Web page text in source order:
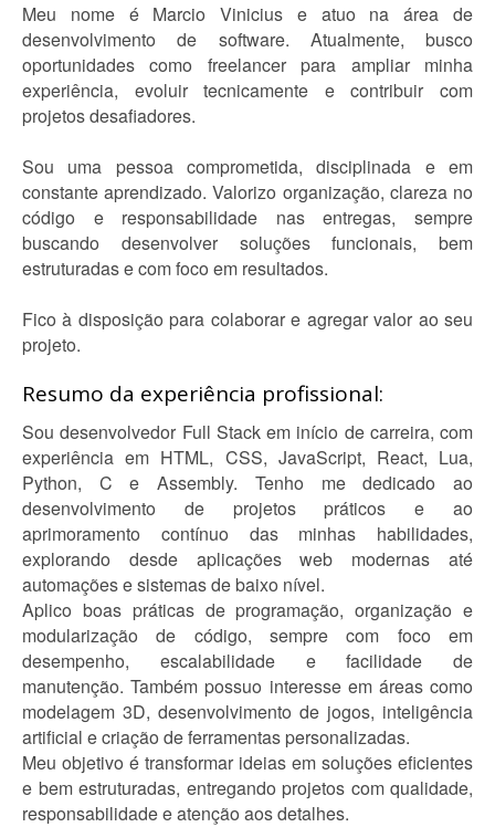
Meu nome é Marcio Vinicius e atuo na área de
desenvolvimento de software. Atualmente, busco
oportunidades como freelancer para ampliar minha
experiência, evoluir tecnicamente e contribuir com
projetos desafiadores.
Sou uma pessoa comprometida, disciplinada e em
constante aprendizado. Valorizo organização, clareza no
código e responsabilidade nas entregas, sempre
buscando desenvolver soluções funcionais, bem
estruturadas e com foco em resultados.
Fico à disposição para colaborar e agregar valor ao seu
projeto.
Resumo da experiência profissional:
Sou desenvolvedor Full Stack em início de carreira, com
experiência em HTML, CSS, JavaScript, React, Lua,
Python, C e Assembly. Tenho me dedicado ao
desenvolvimento de projetos práticos e ao
aprimoramento contínuo das minhas habilidades,
explorando desde aplicações web modernas até
automações e sistemas de baixo nível.
Aplico boas práticas de programação, organização e
modularização de código, sempre com foco em
desempenho, escalabilidade e facilidade de
manutenção. Também possuo interesse em áreas como
modelagem 3D, desenvolvimento de jogos, inteligência
artificial e criação de ferramentas personalizadas.
Meu objetivo é transformar ideias em soluções eficientes
e bem estruturadas, entregando projetos com qualidade,
responsabilidade e atenção aos detalhes.